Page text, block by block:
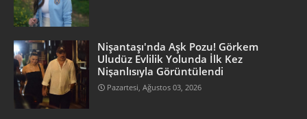
Nişantaşı'nda Aşk Pozu! Görkem
Uludüz Evlilik Yolunda İlk Kez
Nişanlısıyla Görüntülendi
Pazartesi, Ağustos 03, 2026